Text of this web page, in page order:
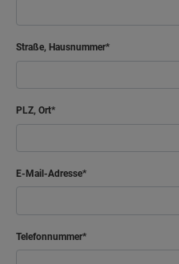
Straße, Hausnummer
PLZ, Ort
E-Mail-Adresse
Telefonnummer